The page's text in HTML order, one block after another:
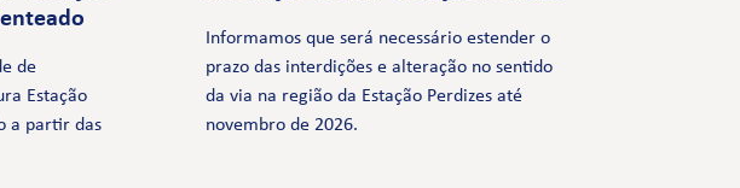
de
Estação
a partir das
Informamos que será necessário estender o
prazo das interdições e alteração no sentido
da via na região da Estação Perdizes até
novembro de 2026.